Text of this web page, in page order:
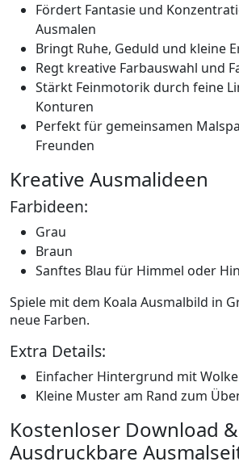
Fördert Fantasie und
Ausmalen
Bringt Ruhe, Geduld und kleine
Regt kreative Farbauswahl und
Stärkt Feinmotorik durch feine
Konturen
Perfekt für gemeinsamen
Freunden
Kreative Ausmalideen
Farbideen:
Grau
Braun
Sanftes Blau für Himmel oder
Spiele mit dem Koala Ausmalbild in
neue Farben.
Extra Details:
Einfacher Hintergrund mit
Kleine Muster am Rand zum
Kostenloser Download &
Ausdruckbare